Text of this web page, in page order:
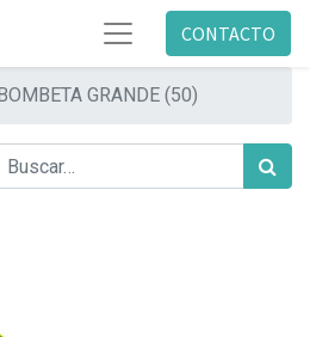
CONTACTO
GRANDE (50)